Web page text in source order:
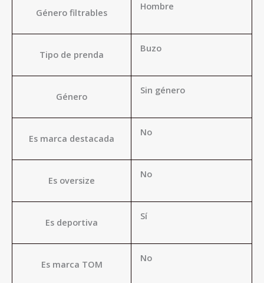
Género filtrables
Hombre
Tipo de prenda
Buzo
Género
Sin género
Es marca destacada
No
Es oversize
No
Es deportiva
Sí
Es marca TOM
No